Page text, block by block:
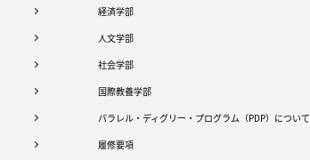
経済学部
人文学部
社会学部
国際教養学部
パラレル・ディグリー・プログラム（PDP）について
履修要項